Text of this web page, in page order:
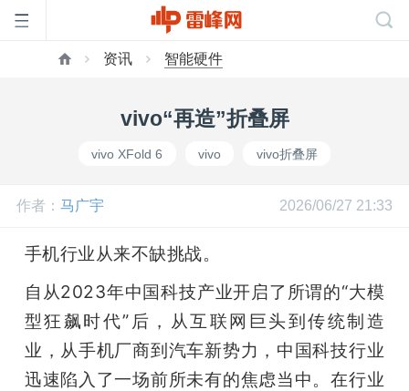
峰
网
公
资讯 智能硬件
vivo“再造”折叠屏
vivo XFold 6 vivo vivo折叠屏
作者： 马广宇 2026/06/27 21:33
手机行业从来不缺挑战。
自从2023年中国科技产业开启了所谓的“大模
型狂飙时代”后，从互联网巨头到传统制造
业，从手机厂商到汽车新势力，中国科技行业
迅速陷入了一场前所未有的焦虑当中。在行业